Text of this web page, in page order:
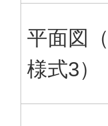
平面図
様式3）